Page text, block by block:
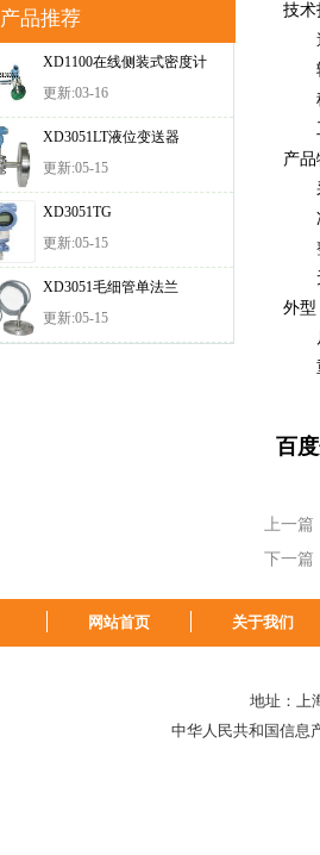
产品推荐
XD1100在线侧装式密度计
更新:03-16
XD3051LT液位变送器
更新:05-15
XD3051TG
更新:05-15
XD3051毛细管单法兰
更新:05-15
技术
造
输
稳
工
产品
采
准
整
无
外型
尺
重
百
上一篇
下一篇
网站首页 关于我们
地址：上
中华人民共和国信息